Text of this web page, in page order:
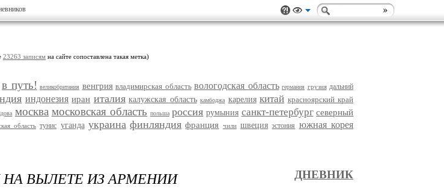
23263 записям на сайте сопоставлена такая метка)
в путь! великобритания венгрия владимирская область вологодская область германия грузия дальний
индонезия иран италия калужская область камбоджа карелия китай красноярский край
москва московская область польша россия румыния санкт-петербург северный
область тунис уганда украина финляндия франция чили швеция эстония южная корея
ВЫЛЕТЕ ИЗ АРМЕНИИ ДНЕВНИК